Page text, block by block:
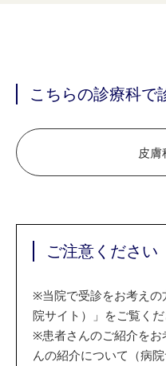
こちらの診療科で
皮膚
ご注意ください
※当院で受診をお考え
院サイト）」をご覧くだ
※患者さんのご紹介を
んの紹介について（病